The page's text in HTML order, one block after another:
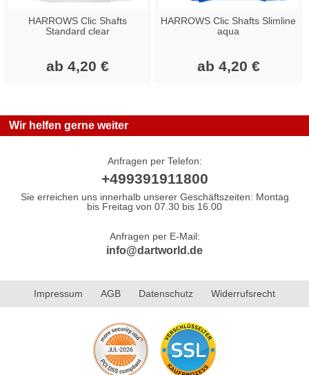
HARROWS Clic Shafts
Standard clear
ab 4,20 €
HARROWS Clic Shafts Slimline
aqua
ab 4,20 €
Wir helfen gerne weiter
Anfragen per Telefon:
+499391911800
Sie erreichen uns innerhalb unserer Geschäftszeiten: Montag
bis Freitag von 07.30 bis 16.00
Anfragen per E-Mail:
info@dartworld.de
Impressum AGB Datenschutz Widerrufsrecht